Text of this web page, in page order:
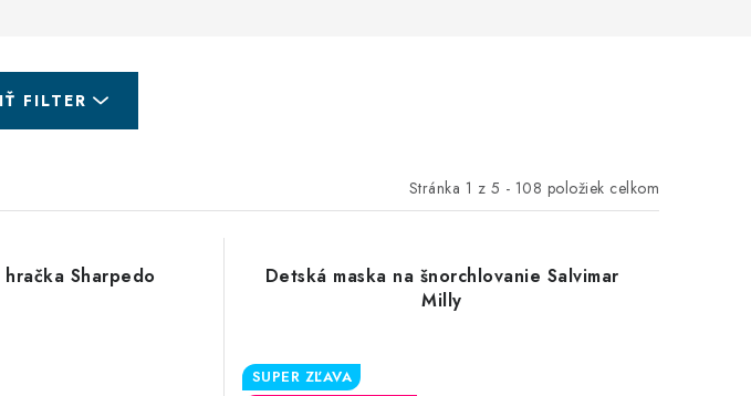
FILTER
Stránka 1 z 5 - 108 položiek celkom
Sharpedo
Detská maska na šnorchlovanie Salvimar
Milly
SUPER ZĽAVA